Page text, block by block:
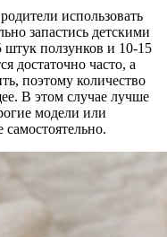
использовать
запастись детскими
штук ползунков и 10-15
достаточно часто, а
поэтому количество
В этом случае лучше
модели или